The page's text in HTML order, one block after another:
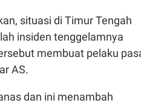
situasi di Timur Tengah
insiden tenggelamnya
membuat pelaku
AS.
dan ini menambah